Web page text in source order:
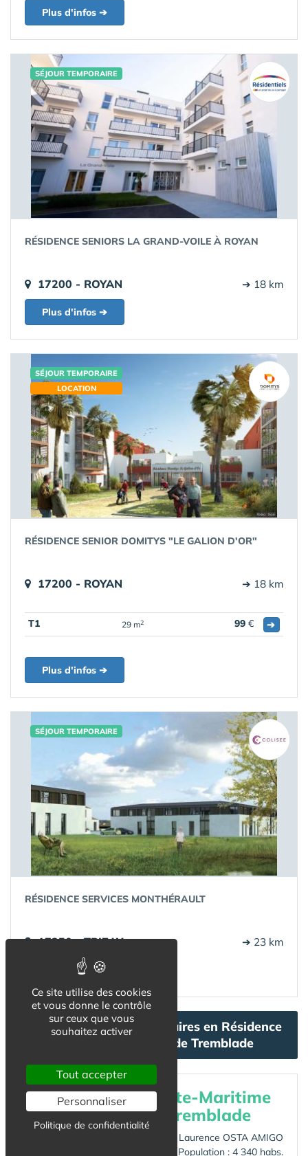
Plus d'infos ➔
SÉJOUR TEMPORAIRE
RÉSIDENCE SENIORS LA GRAND-VOILE À ROYAN
17200 - ROYAN ➔ 18 km
Plus d'infos ➔
SÉJOUR TEMPORAIRE
LOCATION
RÉSIDENCE SENIOR DOMITYS "LE GALION D'OR"
17200 - ROYAN ➔ 18 km
T1 29 m2 99 € ➔
Plus d'infos ➔
SÉJOUR TEMPORAIRE
RÉSIDENCE SERVICES MONTHÉRAULT
17250 - TRIZAY ➔ 23 km
Plus d'infos ➔
Tous les Séjours Temporaires en Résidence
Seniors à proximité de Tremblade
Villes de laCharente-Maritime
et à proximité de
Tremblade
Maire : Laurence OSTA AMIGO
Population : 4 340 habs.
Ce site utilise des cookies
et vous donne le contrôle
sur ceux que vous
souhaitez activer
Tout accepter
Personnaliser
Politique de confidentialité